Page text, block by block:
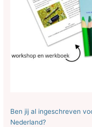
Ben jij al ingeschreven
Nederland?